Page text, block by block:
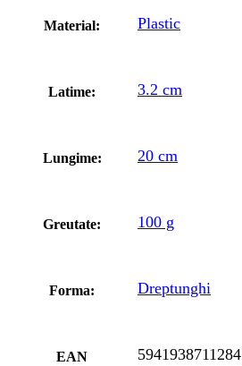
Material: Plastic
Latime: 3.2 cm
Lungime: 20 cm
Greutate: 100 g
Forma: Dreptunghi
EAN 5941938711284